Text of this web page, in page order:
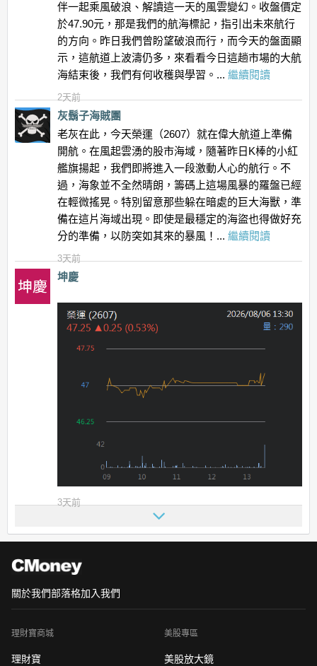
伴一起乘風破浪、解讀這一天的風雲變幻。收盤價定
於47.90元，那是我們的航海標記，指引出未來航行
的方向。昨日我們曾盼望破浪而行，而今天的盤面顯
示，這航道上波濤仍多，來看看今日這趟市場的大航
海結束後，我們有何收穫與學習。... 繼續閱讀
2天前
灰鬍子海賊團
老灰在此，今天榮運（2607）就在偉大航道上準備
開航。在風起雲湧的股市海域，隨著昨日K棒的小紅
艦旗揚起，我們即將進入一段激動人心的航行。不
過，海象並不全然晴朗，籌碼上這場風暴的羅盤已經
在輕微搖晃。特別留意那些躲在暗處的巨大海獸，準
備在這片海域出現。即使是最穩定的海盜也得做好充
分的準備，以防突如其來的暴風！... 繼續閱讀
3天前
坤慶
3天前
關於我們部落格加入我們
理財寶商城
理財寶
美股專區
美股放大鏡